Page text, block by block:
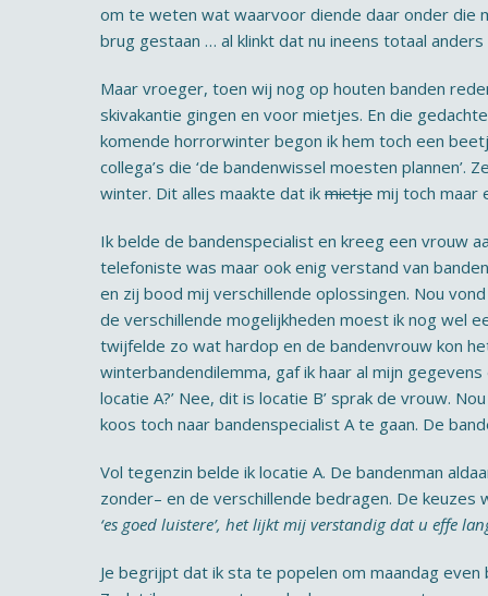
om te weten wat waarvoor diende daar onder die
brug gestaan … al klinkt dat nu ineens totaal
Maar vroeger, toen wij nog op houten banden
skivakantie gingen en voor mietjes. En die
komende horrorwinter begon ik hem toch een
collega’s die ‘de bandenwissel moesten
winter. Dit alles maakte dat ik mietje mij toch maar
Ik belde de bandenspecialist en kreeg een vrouw
telefoniste was maar ook enig verstand van
en zij bood mij verschillende oplossingen. Nou
de verschillende mogelijkheden moest ik nog wel
twijfelde zo wat hardop en de bandenvrouw kon
winterbandendilemma, gaf ik haar al mijn
locatie A?’ Nee, dit is locatie B’ sprak de vrouw.
koos toch naar bandenspecialist A te gaan. De
Vol tegenzin belde ik locatie A. De bandenman
zonder– en de verschillende bedragen. De
‘es goed luistere’, het lijkt mij verstandig dat u effe
Je begrijpt dat ik sta te popelen om maandag